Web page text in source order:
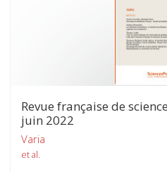
Revue française de
juin 2022
Varia
et al.